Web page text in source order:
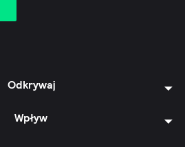
Odkrywaj
Wpływ